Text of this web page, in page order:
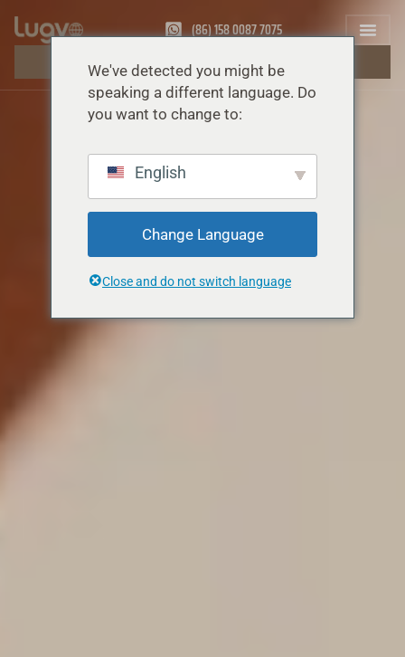
(86) 158 0087 7075
OBTENIR UN DEVIS GRATUIT
We've detected you might be
speaking a different language. Do
you want to change to:
English
Change Language
Close and do not switch language